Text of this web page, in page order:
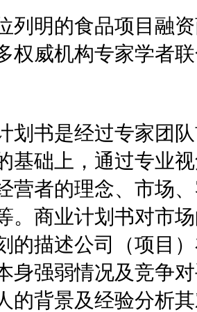
明的食品项目融资
权威机构专家学者
书是经过专家团队
基础上，通过专业
营者的理念、市场
。商业计划书对市
的描述公司（项目
身强弱情况及竞争
的背景及经验分析